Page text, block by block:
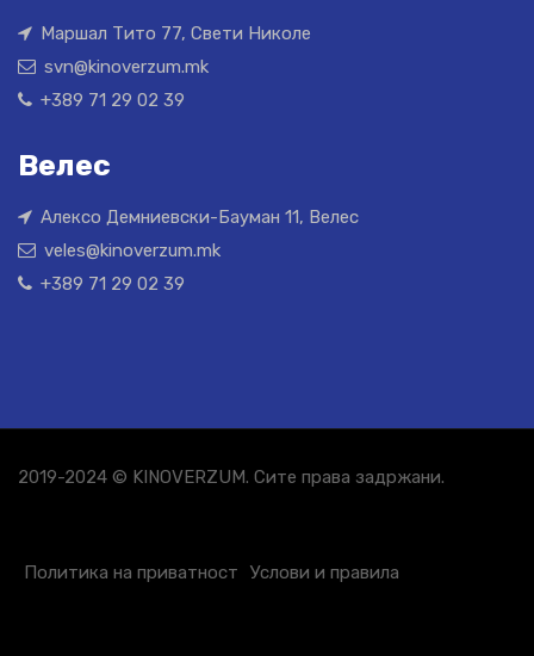
Маршал Тито 77, Свети Николе
svn@kinoverzum.mk
+389 71 29 02 39
Велес
Алексо Демниевски-Бауман 11, Велес
veles@kinoverzum.mk
+389 71 29 02 39
2019-2024 © KINOVERZUM. Сите права задржани.
Политика на приватност Услови и правила